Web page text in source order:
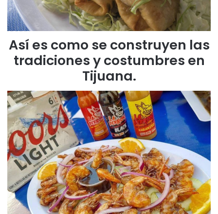
Así es como se construyen las
tradiciones y costumbres en
Tijuana.